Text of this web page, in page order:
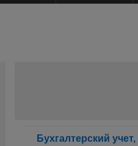
Бухгалтерский